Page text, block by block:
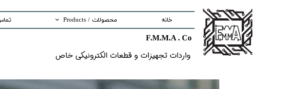
خانه محصولات / Products
Measurement Equipment
Laser Systems
F.M.M.A . Co
واردات تجهیزات و قطعات الکترونیکى خاص​​​​​​​